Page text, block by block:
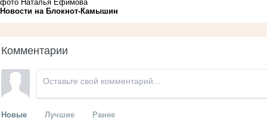
фото Наталья Ефимова
Новости на Блoкнoт-Камышин
Комментарии
Новые Лучшие Ранее